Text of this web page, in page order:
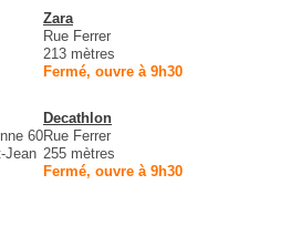
Zara
Rue Ferrer
213 mètres
Fermé, ouvre à 9h30
60
Jean
Decathlon
Rue Ferrer
255 mètres
Fermé, ouvre à 9h30